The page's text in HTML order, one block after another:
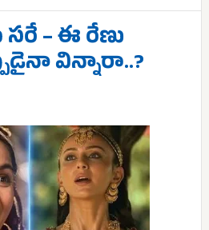
సరే – ఈ రేణు
విన్నారా..?